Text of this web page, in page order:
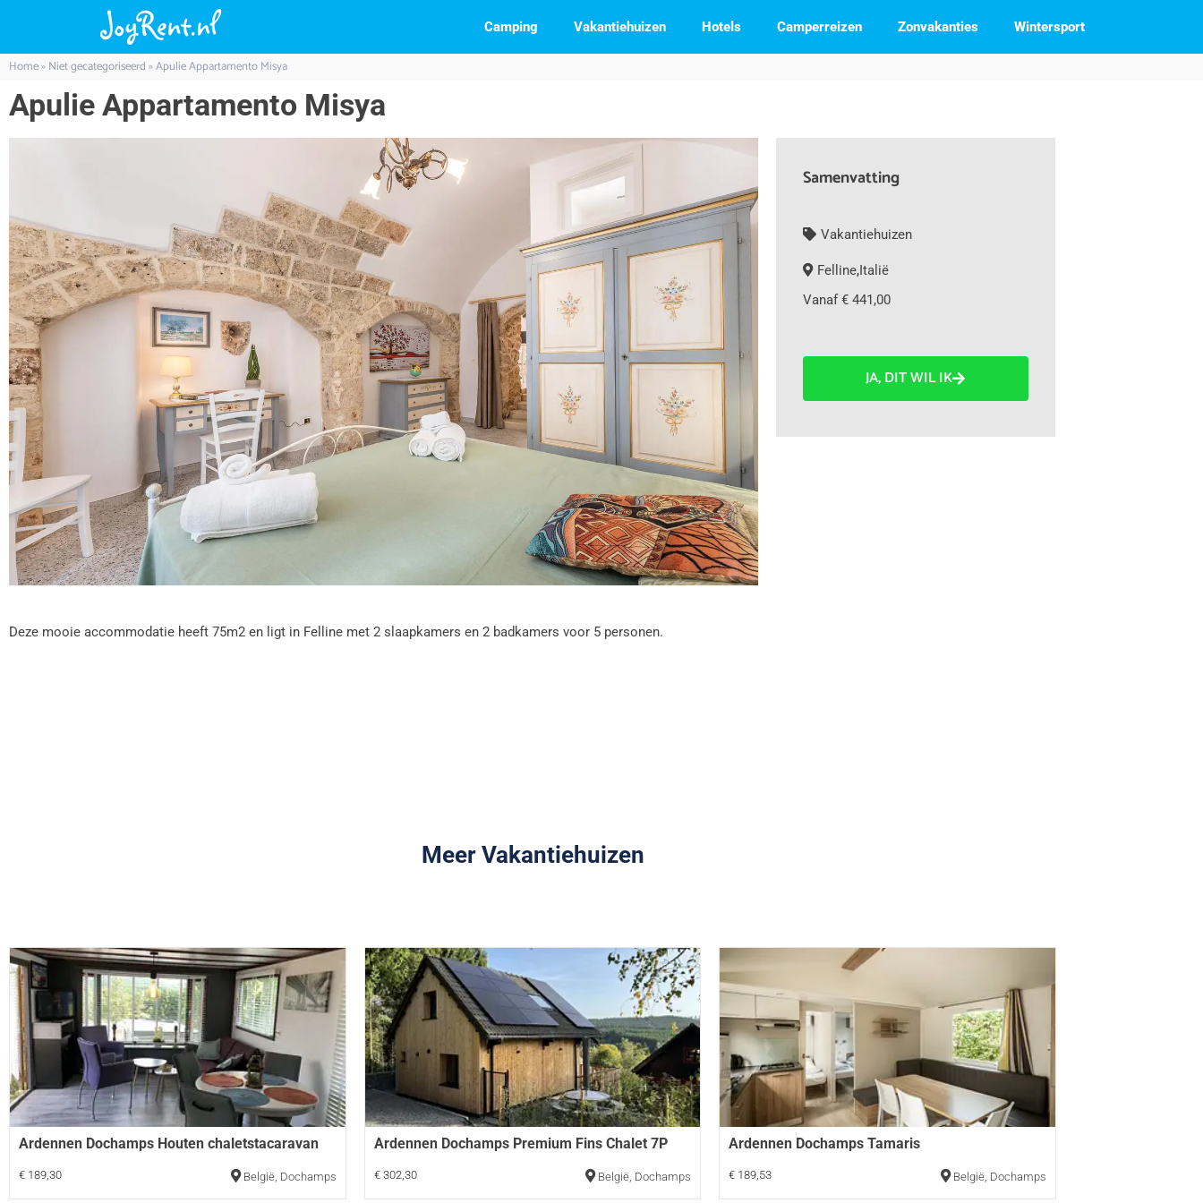
Camping Vakantiehuizen Hotels Camperreizen Zonvakanties Wintersport
Home»Niet gecategoriseerd»Apulie Appartamento Misya
Apulie Appartamento Misya
Deze mooie accommodatie heeft 75m2 en ligt in Felline met 2 slaapkamers en 2 badkamers voor 5 personen.
Samenvatting
Vakantiehuizen
Felline,Italië
Vanaf € 441,00
JA, DIT WIL IK
Meer Vakantiehuizen
Ardennen Dochamps Houten chaletstacaravan
€ 189,30 België, Dochamps
Ardennen Dochamps Premium Fins Chalet 7P
€ 302,30 België Dochamps
Ardennen Dochamps Tamaris
€ 189,53 België, Dochamps